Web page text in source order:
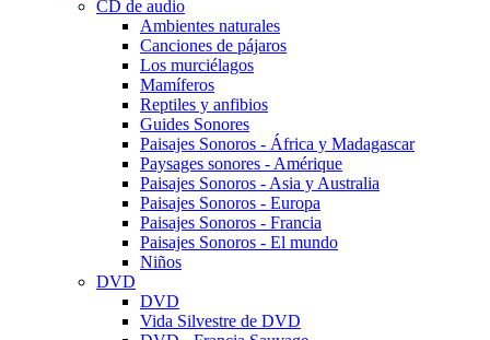
CD de audio
Ambientes naturales
Canciones de pájaros
Los murciélagos
Mamíferos
Reptiles y anfibios
Guides Sonores
Paisajes Sonoros - África y Madagascar
Paysages sonores - Amérique
Paisajes Sonoros - Asia y Australia
Paisajes Sonoros - Europa
Paisajes Sonoros - Francia
Paisajes Sonoros - El mundo
Niños
DVD
DVD
Vida Silvestre de DVD